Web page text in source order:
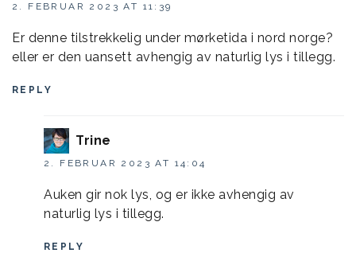
2. FEBRUAR 2023 AT 11:39
Er denne tilstrekkelig under mørketida i nord norge?
eller er den uansett avhengig av naturlig lys i tillegg.
REPLY
Trine
2. FEBRUAR 2023 AT 14:04
Auken gir nok lys, og er ikke avhengig av
naturlig lys i tillegg.
REPLY